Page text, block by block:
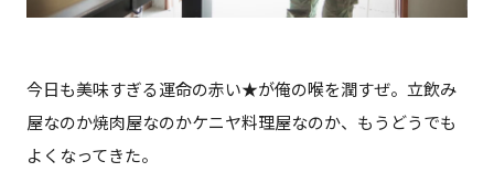
今日も美味すぎる運命の赤い★が俺の喉を潤すぜ。立飲み
屋なのか焼肉屋なのかケニヤ料理屋なのか、もうどうでも
よくなってきた。